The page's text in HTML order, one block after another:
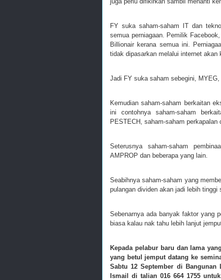
FY suka saham-saham IT dan
semua perniagaan. Pemilik
Billionair kerana semua ini.
tidak dipasarkan melalui internet akan
Jadi FY suka saham sebegini,
Kemudian saham-saham berkaitan
ini contohnya saham-saham
PESTECH, saham-saham perkapalan
Seterusnya saham-saham
AMPROP dan beberapa yang lain.
Seabihnya saham-saham yang
pulangan dividen akan jadi lebih
Sebenarnya ada banyak faktor yang
biasa kalau nak tahu lebih lanjut
Kepada pelabur baru dan lama
yang betul jemput datang ke
Sabtu 12 September di
Ismail di talian 016 664 1755